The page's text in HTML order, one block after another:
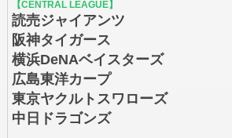
【CENTRAL LEAGUE】
読売ジャイアンツ
阪神タイガース
横浜DeNAベイスターズ
広島東洋カープ
東京ヤクルトスワローズ
中日ドラゴンズ